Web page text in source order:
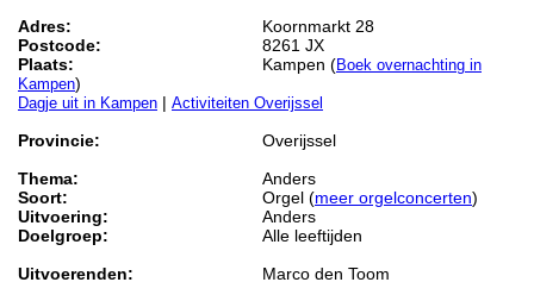
Adres:
Koornmarkt 28
Postcode:
8261 JX
Plaats:
Kampen (Boek overnachting in
Kampen)
Dagje uit in Kampen | Activiteiten Overijssel
Provincie:
Overijssel
Thema:
Anders
Soort:
Orgel (meer orgelconcerten)
Uitvoering:
Anders
Doelgroep:
Alle leeftijden
Uitvoerenden:
Marco den Toom